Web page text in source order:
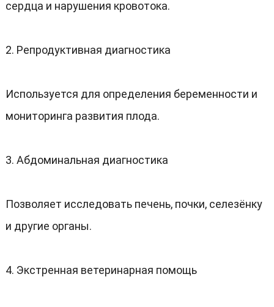
сердца и нарушения кровотока.
2. Репродуктивная диагностика
Используется для определения беременности и
мониторинга развития плода.
3. Абдоминальная диагностика
Позволяет исследовать печень, почки, селезёнку
и другие органы.
4. Экстренная ветеринарная помощь